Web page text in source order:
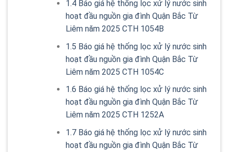
1.4Báo giá hệ thống lọc xử lý nước sinh
hoạt đầu nguồn gia đình Quận Bắc Từ
Liêm năm 2025 CTH 1054B
1.5 Báo giá hệ thống lọc xử lý nước sinh
hoạt đầu nguồn gia đình Quận Bắc Từ
Liêm năm 2025 CTH 1054C
1.6 Báo giá hệ thống lọc xử lý nước sinh
hoạt đầu nguồn gia đình Quận Bắc Từ
Liêm năm 2025 CTH 1252A
1.7Báo giá hệ thống lọc xử lý nước sinh
hoạt đầu nguồn gia đình Quận Bắc Từ